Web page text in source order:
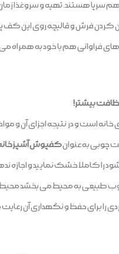
هستند. تهیه و سرو غذا زمان
فرش و قالیچه روی این کف
فراوانی هم با خود به
بیشتر!
است و در نتیجه اجزای آن و
چوبی به عنوانکفپوش
را کاملا خشک نمایید و اجازه
به محیط می بخشد محیط خانه
را برای حفظ و نگهداری آن